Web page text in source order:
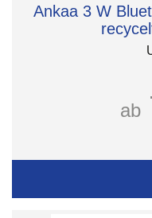
Ankaa 3 W
ab